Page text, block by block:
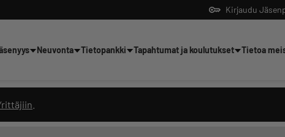
Kirjaudu
Neuvonta Tietopankki Tapahtumat ja koulutukset Tietoa
suoraan Yrittäjien tekoälyltä